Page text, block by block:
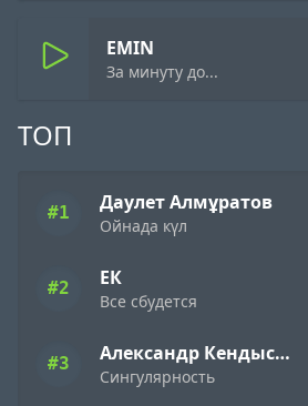
ТОП
#1 Даулет Алмұратов
Ойнада күл
#2 ЕК
Все сбудется
#3 Александр Кендысь & W.J.Rec
Сингулярность
EMIN
За минуту до...